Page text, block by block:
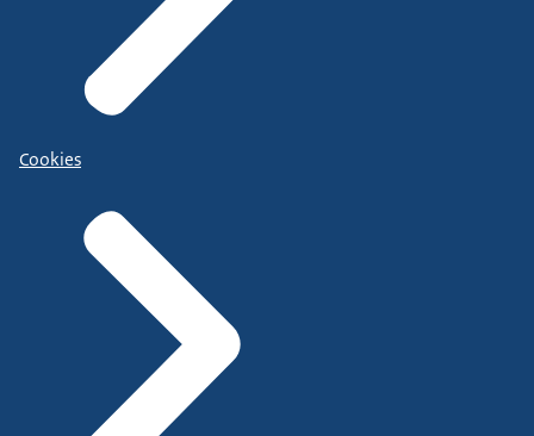
Cookies